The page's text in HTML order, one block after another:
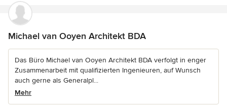
Michael van Ooyen Architekt BDA
Das Büro Michael van Ooyen Architekt BDA verfolgt in enger
Zusammenarbeit mit qualifizierten Ingenieuren, auf Wunsch
auch gerne als Generalpl...
Mehr